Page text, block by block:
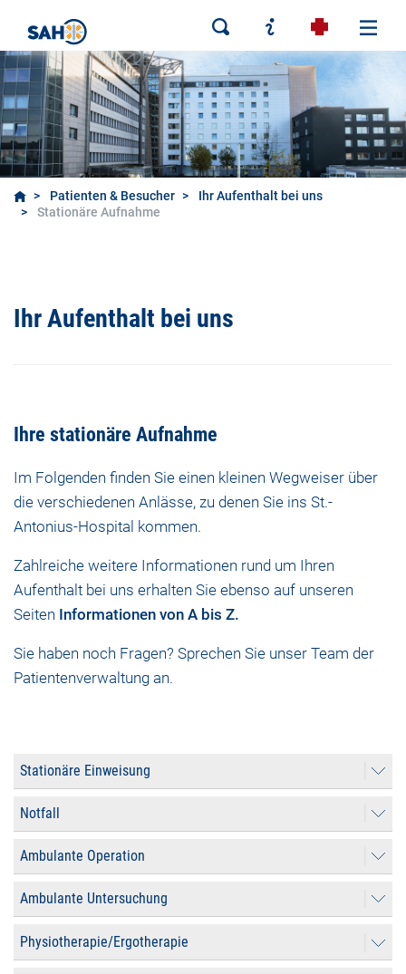
Patienten & Besucher
Ihr Aufenthalt bei uns
Stationäre Aufnahme
Ihr Aufenthalt bei uns
Ihre stationäre Aufnahme
Im Folgenden finden Sie einen kleinen Wegweiser über
die verschiedenen Anlässe, zu denen Sie ins St.-
Antonius-Hospital kommen.
Zahlreiche weitere Informationen rund um Ihren
Aufenthalt bei uns erhalten Sie ebenso auf unseren
Seiten Informationen von A bis Z.
Sie haben noch Fragen? Sprechen Sie unser Team der
Patientenverwaltung an.
Stationäre Einweisung
Notfall
Ambulante Operation
Ambulante Untersuchung
Physiotherapie/Ergotherapie